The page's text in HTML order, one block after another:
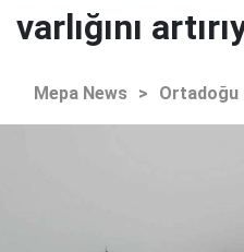
varlığını
Mepa News > Ortadoğu